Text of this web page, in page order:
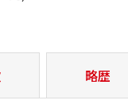
略歴